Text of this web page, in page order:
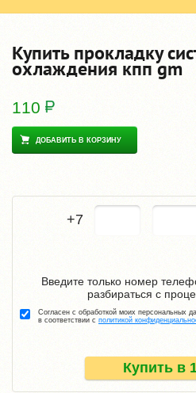
Купить прокладку
охлаждения кпп gm
110
ДОБАВИТЬ В КОРЗИНУ
+7
Купить в
Введите только номер
разбираться с
Согласен с обработкой моих персональных
в соответствии с политикой